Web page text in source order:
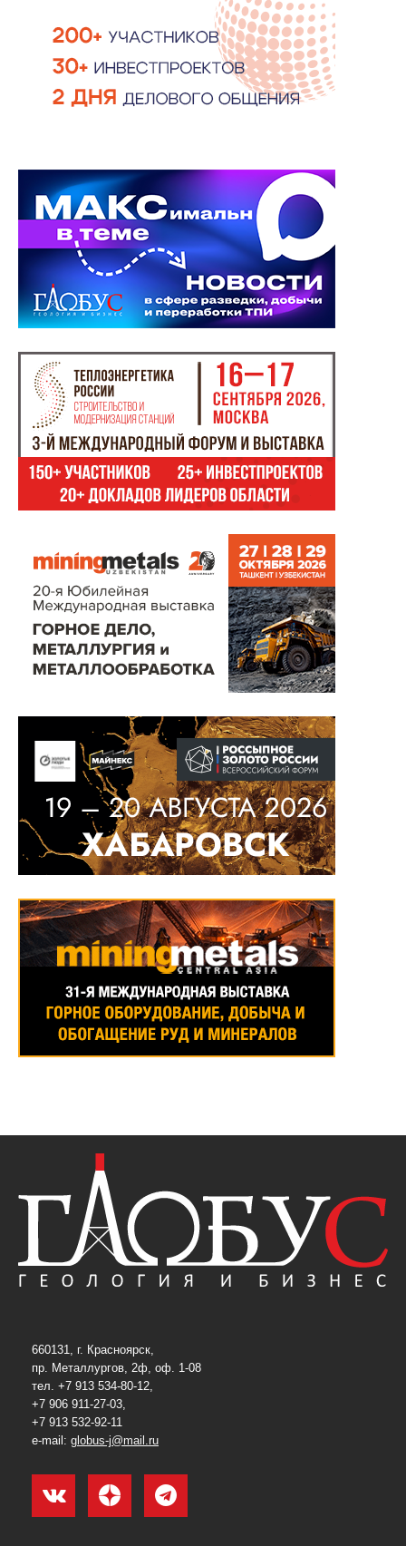
660131, г. Красноярск,
пр. Металлургов, 2ф, оф. 1-08
тел. +7 913 534-80-12,
+7 906 911-27-03,
+7 913 532-92-11
e-mail: globus-j@mail.ru